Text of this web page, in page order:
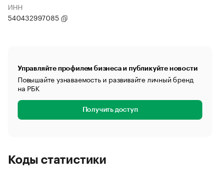
ИНН
540432997085
Управляйте профилем бизнеса и публикуйте новости
Повышайте узнаваемость и развивайте личный бренд
на РБК
Получить доступ
Коды статистики